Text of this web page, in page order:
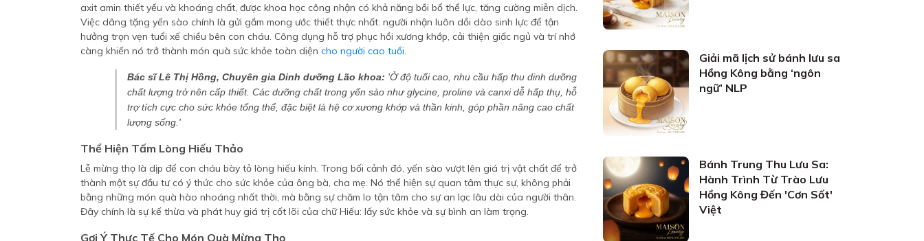
axit amin thiết yếu và khoáng chất, được khoa học công nhận có khả năng bồi bổ thể lực, tăng cường miễn dịch.
Việc dâng tặng yến sào chính là gửi gắm mong ước thiết thực nhất: người nhận luôn dồi dào sinh lực để tận
hưởng trọn vẹn tuổi xế chiều bên con cháu. Công dụng hỗ trợ phục hồi xương khớp, cải thiện giấc ngủ và trí nhớ
càng khiến nó trở thành món quà sức khỏe toàn diện cho người cao tuổi.
Bác sĩ Lê Thị Hồng, Chuyên gia Dinh dưỡng Lão khoa: 'Ở độ tuổi cao, nhu cầu hấp thu dinh dưỡng
chất lượng trở nên cấp thiết. Các dưỡng chất trong yến sào như glycine, proline và canxi dễ hấp thụ, hỗ
trợ tích cực cho sức khỏe tổng thể, đặc biệt là hệ cơ xương khớp và thần kinh, góp phần nâng cao chất
lượng sống.'
Thể Hiện Tấm Lòng Hiếu Thảo
Lễ mừng thọ là dịp để con cháu bày tỏ lòng hiếu kính. Trong bối cảnh đó, yến sào vượt lên giá trị vật chất để trở
thành một sự đầu tư có ý thức cho sức khỏe của ông bà, cha mẹ. Nó thể hiện sự quan tâm thực sự, không phải
bằng những món quà hào nhoáng nhất thời, mà bằng sự chăm lo tận tâm cho sự an lạc lâu dài của người thân.
Đây chính là sự kế thừa và phát huy giá trị cốt lõi của chữ Hiếu: lấy sức khỏe và sự bình an làm trọng.
Gợi Ý Thực Tế Cho Món Quà Mừng Thọ
Giải mã lịch sử bánh lưu sa
Hồng Kông bằng ‘ngôn
ngữ’ NLP
Bánh Trung Thu Lưu Sa:
Hành Trình Từ Trào Lưu
Hồng Kông Đến 'Cơn Sốt'
Việt